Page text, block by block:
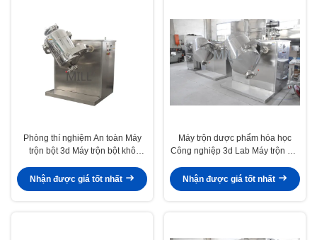
Phòng thí nghiệm An toàn Máy
trộn bột 3d Máy trộn bột khô
Nhận được giá tốt nhất
Máy trộn dược phẩm hóa học
Công nghiệp 3d Lab Máy trộn bột
Nhận được giá tốt nhất